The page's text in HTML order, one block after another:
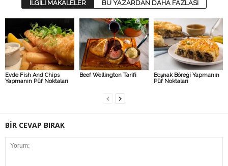
İLGİLİ MAKALELER BU YAZARDAN DAHA FAZLASI
Evde Fish And Chips
Yapmanın Püf Noktaları
Beef Wellington Tarifi
Boşnak Böreği Yapmanın
Püf Noktaları
BİR CEVAP BIRAK